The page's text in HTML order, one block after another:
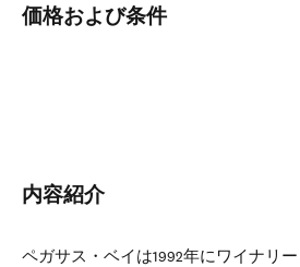
価格および条件
内容紹介
ペガサス・ベイは1992年にワイナリ